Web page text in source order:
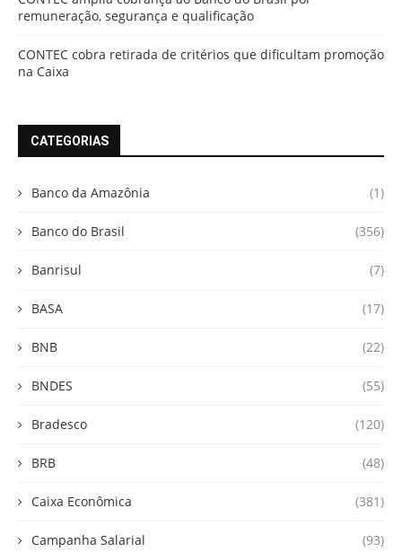
remuneração, segurança e qualificação
CONTEC cobra retirada de critérios que dificultam promoção
na Caixa
CATEGORIAS
Banco da Amazônia (1)
Banco do Brasil (356)
Banrisul (7)
BASA (17)
BNB (22)
BNDES (55)
Bradesco (120)
BRB (48)
Caixa Econômica (381)
Campanha Salarial (93)